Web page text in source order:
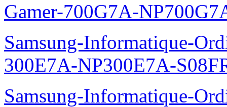
Gamer-700G7A-
Samsung-Informatique-
300E7A-NP300E7A-
Samsung-Informatique-